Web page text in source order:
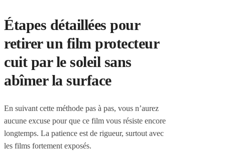
Étapes détaillées pour
retirer un film protecteur
cuit par le soleil sans
abîmer la surface
En suivant cette méthode pas à pas, vous n’aurez
aucune excuse pour que ce film vous résiste encore
longtemps. La patience est de rigueur, surtout avec
les films fortement exposés.